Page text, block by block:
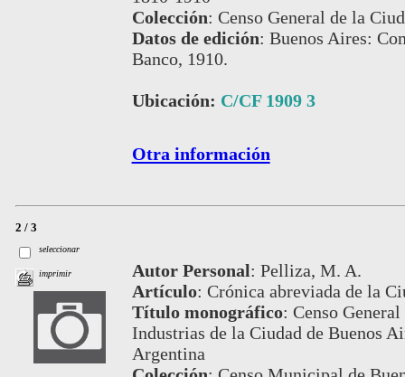
Colección: Censo General de la
Datos de edición: Buenos Aires:
Banco, 1910.
Ubicación: C/CF 1909 3
Otra información
2 / 3
seleccionar
imprimir Autor Personal: Pelliza, M. A.
Artículo: Crónica abreviada de la
Título monográfico: Censo
Industrias de la Ciudad de Buenos
Argentina